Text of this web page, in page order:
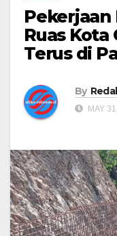
Pekerjaan
Ruas Kota
Terus di
By
MAY